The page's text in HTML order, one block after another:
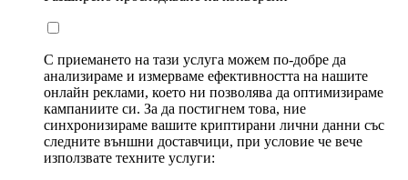
С приемането на тази услуга можем по-добре да
анализираме и измерваме ефективността на нашите
онлайн реклами, което ни позволява да оптимизираме
кампаниите си. За да постигнем това, ние
синхронизираме вашите криптирани лични данни със
следните външни доставчици, при условие че вече
използвате техните услуги: